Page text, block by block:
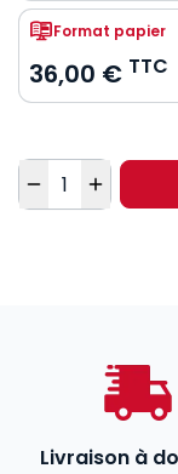
Format papier
36,00 € TTC
Quantité
Livraison à